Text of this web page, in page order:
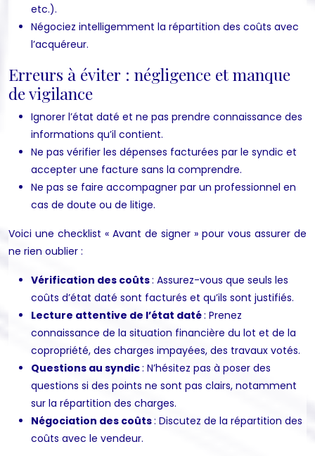
etc.).
Négociez intelligemment la répartition des coûts avec
l’acquéreur.
Erreurs à éviter : négligence et manque
de vigilance
Ignorer l’état daté et ne pas prendre connaissance des
informations qu’il contient.
Ne pas vérifier les dépenses facturées par le syndic et
accepter une facture sans la comprendre.
Ne pas se faire accompagner par un professionnel en
cas de doute ou de litige.
Voici une checklist « Avant de signer » pour vous assurer de
ne rien oublier :
Vérification des coûts: Assurez-vous que seuls les
coûts d’état daté sont facturés et qu’ils sont justifiés.
Lecture attentive de l’état daté: Prenez
connaissance de la situation financière du lot et de la
copropriété, des charges impayées, des travaux votés.
Questions au syndic: N’hésitez pas à poser des
questions si des points ne sont pas clairs, notamment
sur la répartition des charges.
Négociation des coûts: Discutez de la répartition des
coûts avec le vendeur.